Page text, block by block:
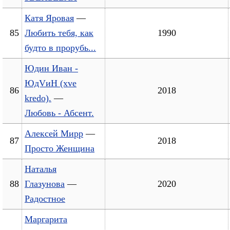
85
Катя Яровая —
Любить тебя, как
будто в прорубь...
1990
86
Юдин Иван -
ЮдVиН (xve
kredo). —
Любовь - Абсент.
2018
87
Алексей Мирр —
Просто Женщина
2018
88
Наталья
Глазунова —
Радостное
2020
Маргарита